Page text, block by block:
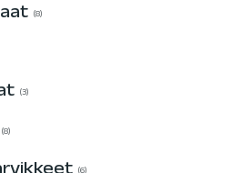
8
3
8